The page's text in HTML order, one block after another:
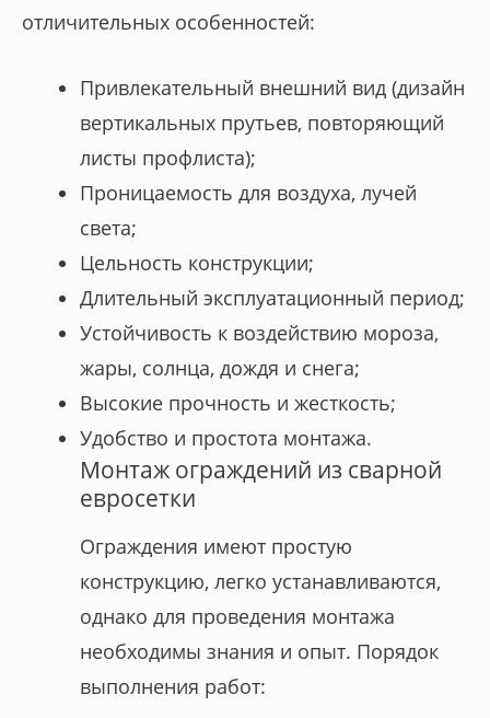
отличительных особенностей:
Привлекательный внешний вид (дизайн
вертикальных прутьев, повторяющий
листы профлиста);
Проницаемость для воздуха, лучей
света;
Цельность конструкции;
Длительный эксплуатационный период;
Устойчивость к воздействию мороза,
жары, солнца, дождя и снега;
Высокие прочность и жесткость;
Удобство и простота монтажа.
Монтаж ограждений из сварной
евросетки
Ограждения имеют простую
конструкцию, легко устанавливаются,
однако для проведения монтажа
необходимы знания и опыт. Порядок
выполнения работ: